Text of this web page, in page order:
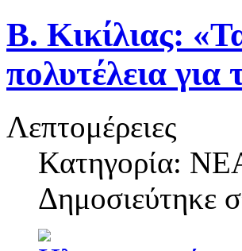
Β. Κικίλιας:
πολυτέλεια για
Λεπτομέρειες
Κατηγορία:
Δημοσιεύτηκε